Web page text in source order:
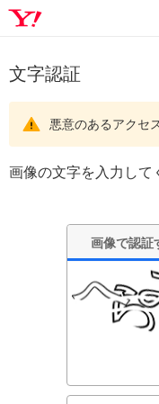
文字認証
悪意のあるアクセ
画像の文字を入力して
画像で認証